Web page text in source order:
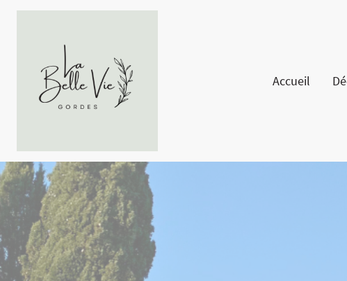
Accueil